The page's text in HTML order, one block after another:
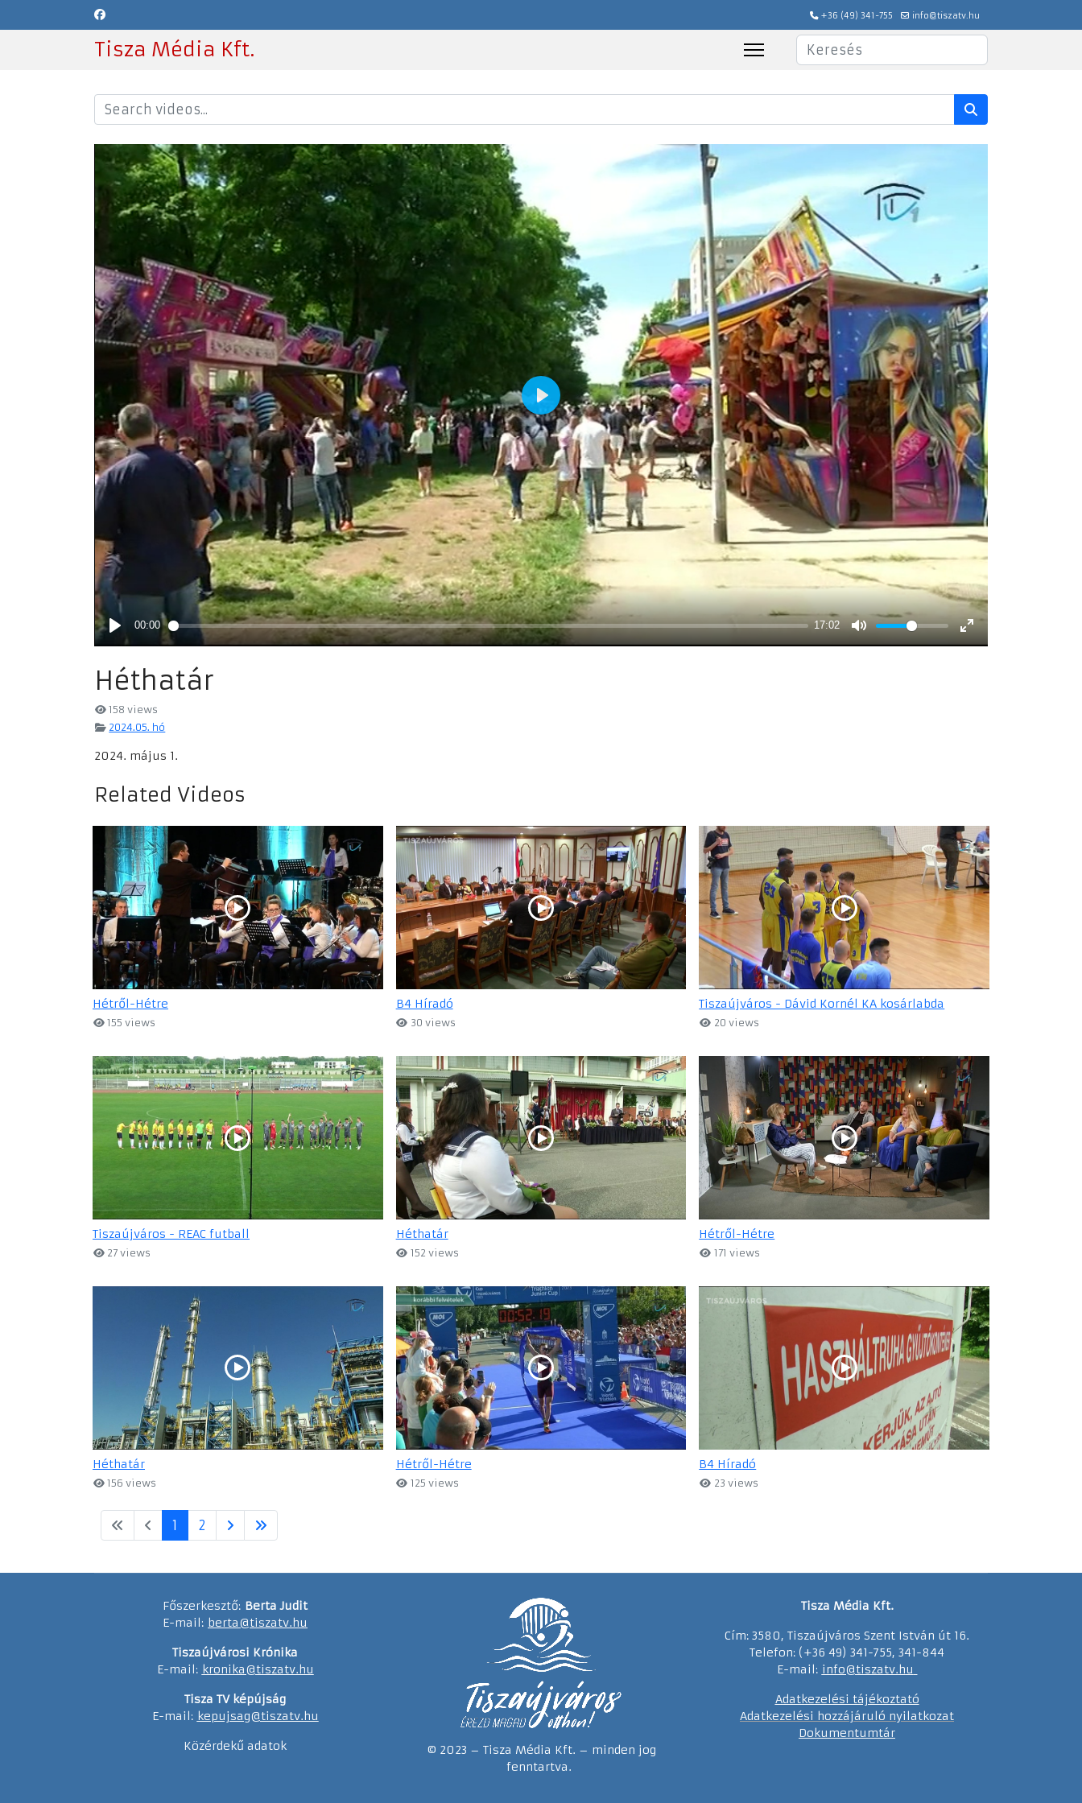
+36 (49) 341-755 info@tiszatv.hu
Tisza Média Kft. Keresés
Héthatár
158 views
2024.05. hó
2024. május 1.
Related Videos
Hétről-Hétre
155 views
B4 Híradó
30 views
Tiszaújváros - Dávid Kornél KA kosárlabda
20 views
Tiszaújváros - REAC futball
27 views
Héthatár
152 views
Hétről-Hétre
171 views
Héthatár
156 views
Hétről-Hétre
125 views
B4 Híradó
23 views
1 2
Főszerkesztő: Berta Judit
E-mail: berta@tiszatv.hu
Tiszaújvárosi Krónika
E-mail: kronika@tiszatv.hu
Tisza TV képújság
E-mail: kepujsag@tiszatv.hu
Közérdekű adatok
© 2023 – Tisza Média Kft. – minden jog
fenntartva.
Tisza Média Kft.
Cím: 3580, Tiszaújváros Szent István út 16.
Telefon: (+36 49) 341-755, 341-844
E-mail: info@tiszatv.hu
Adatkezelési tájékoztató
Adatkezelési hozzájáruló nyilatkozat
Dokumentumtár